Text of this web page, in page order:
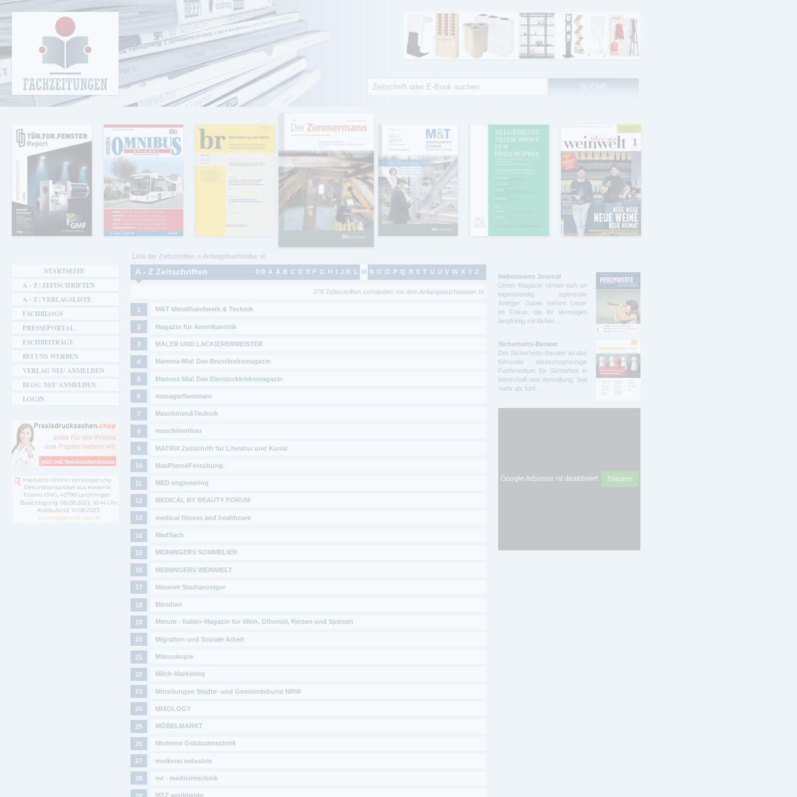
Fachzeitungen.de - Das unabhängige Portal
für Fachmagazine Fachpublikationen &
eBooks
Sie sind hier
Liste der Zeitschriften Anfangsbuchstabe: m
A - Z Zeitschriften
278 Zeitschriften vorhanden mit dem Anfangsbuchstaben M
0-9 A Ä B C D E F G H J K L M N O Ö P Q R S T U Ü V W X Y Z
M&T Metallhandwerk & Technik
Magazin für Amerikanistik
MALER UND LACKIERERMEISTER
Mamma Mia! Das Brustkrebsmagazin
Mamma Mia! Das Eierstockkrebsmagazin
managerSeminare
Maschinen&Technik
maschinenbau
MATRIX Zeitschrift für Literatur und Kunst
MaxPlanckForschung.
MED engineering
MEDICAL BY BEAUTY FORUM
medical fitness and healthcare
MedSach
MEININGERS SOMMELIER
MEININGERS WEINWELT
Meraner Stadtanzeiger
Meridian
Merum - Italien-Magazin für Wein, Olivenöl, Reisen und Speisen
Migration und Soziale Arbeit
Mikroskopie
Milch-Marketing
Mitteilungen Städte- und Gemeindebund NRW
MIXOLOGY
MÖBELMARKT
Moderne Gebäudetechnik
molkerei industrie
mt - medizintechnik
MTZ worldwide
STARTSEITE
A - Z | ZEITSCHRIFTEN
A - Z | VERLAGSLISTE
FACHBLOGS
PRESSEPORTAL
FACHBEITRÄGE
BEI UNS WERBEN
VERLAG NEU ANMELDEN
BLOG NEU ANMELDEN
LOGIN
Nebenwerte Journal
Unser Magazin richtet sich an
eigenständig agierende
Anleger. Dabei stehen Leser
im Fokus, die ihr Vermögen
langfristig mit Aktien…
Sicherheits-Berater
Der Sicherheits-Berater ist das
führende deutschsprachige
Fachmedium für Sicherheit in
Wirtschaft und Verwaltung. Seit
mehr als fünf…
Google Adsense ist deaktiviert. Erlauben
Suchformular